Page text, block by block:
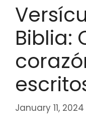
Biblia:
January 11, 2024